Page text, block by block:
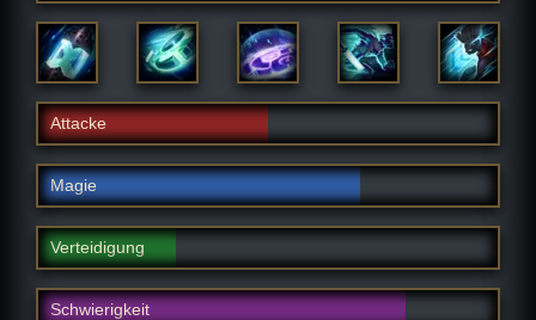
Attacke
Magie
Verteidigung
Schwierigkeit